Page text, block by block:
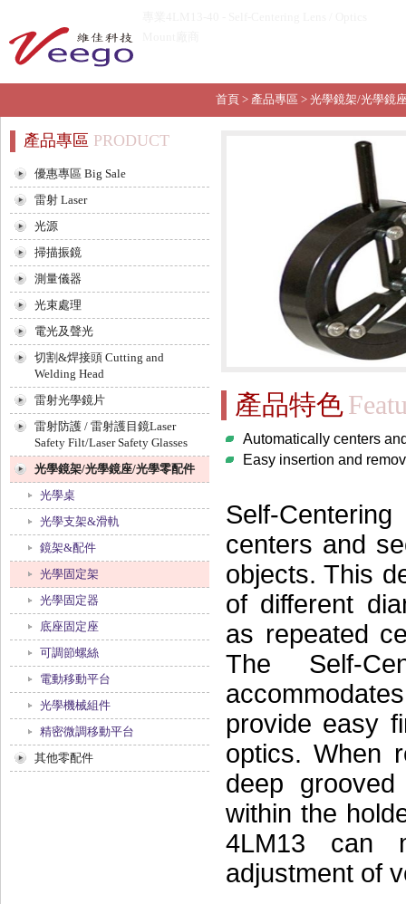
首頁 > 產品專區 > 光學鏡架/光學鏡
產品特色
Automatically centers
Easy insertion and
Self-
centers and
objects. This
of different
as repeated
The Self-
provide easy
optics. When
deep
within the
4LM13 can
adjustment of
產品專區 PRODUCT
優惠專區 Big Sale
雷射 Laser
光源
掃描振鏡
測量儀器
光束處理
電光及聲光
切割&焊接頭 Cutting and
Welding Head
雷射光學鏡片
雷射防護 / 雷射護目鏡Laser
Safety Filt/Laser Safety Glasses
光學鏡架/光學鏡座/光學零配件
光學桌
光學支架&滑軌
鏡架&配件
光學固定架
光學固定器
底座固定座
可調節螺絲
電動移動平台
光學機械組件
精密微調移動平台
其他零配件